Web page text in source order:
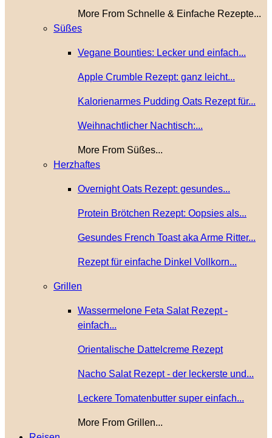
More From Schnelle & Einfache Rezepte...
Süßes
Vegane Bounties: Lecker und einfach...
Apple Crumble Rezept: ganz leicht...
Kalorienarmes Pudding Oats Rezept für...
Weihnachtlicher Nachtisch:...
More From Süßes...
Herzhaftes
Overnight Oats Rezept: gesundes...
Protein Brötchen Rezept: Oopsies als...
Gesundes French Toast aka Arme Ritter...
Rezept für einfache Dinkel Vollkorn...
Grillen
Wassermelone Feta Salat Rezept -
einfach...
Orientalische Dattelcreme Rezept
Nacho Salat Rezept - der leckerste und...
Leckere Tomatenbutter super einfach...
More From Grillen...